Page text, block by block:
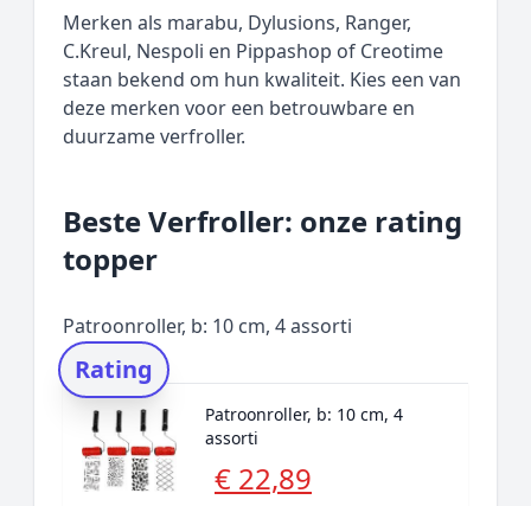
Merken als marabu, Dylusions, Ranger,
C.Kreul, Nespoli en Pippashop of Creotime
staan bekend om hun kwaliteit. Kies een van
deze merken voor een betrouwbare en
duurzame verfroller.
Beste Verfroller: onze rating
topper
Patroonroller, b: 10 cm, 4 assorti
Rating
Patroonroller, b: 10 cm, 4
assorti
€ 22,89